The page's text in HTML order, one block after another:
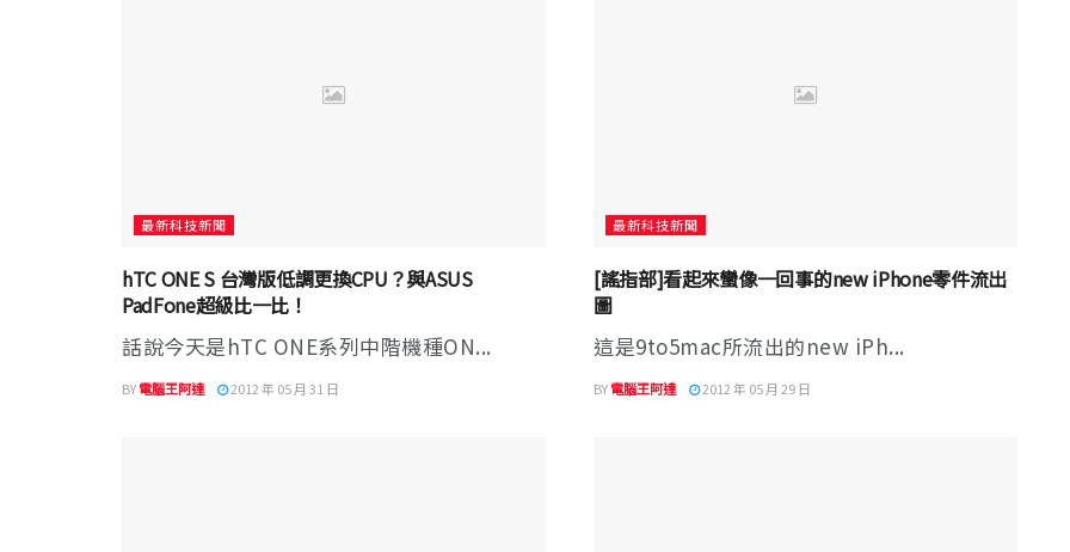
最新科技新聞
hTC ONE S 台灣版低調更換CPU？與ASUS
PadFone超級比一比！
話說今天是hTC ONE系列中階機種ON...
BY電腦王阿達 2012 年 05 月 31 日
最新科技新聞
[謠指部]看起來蠻像一回事的new iPhone零件流出
圖
這是9to5mac所流出的new iPh...
BY電腦王阿達 2012 年 05 月 29 日